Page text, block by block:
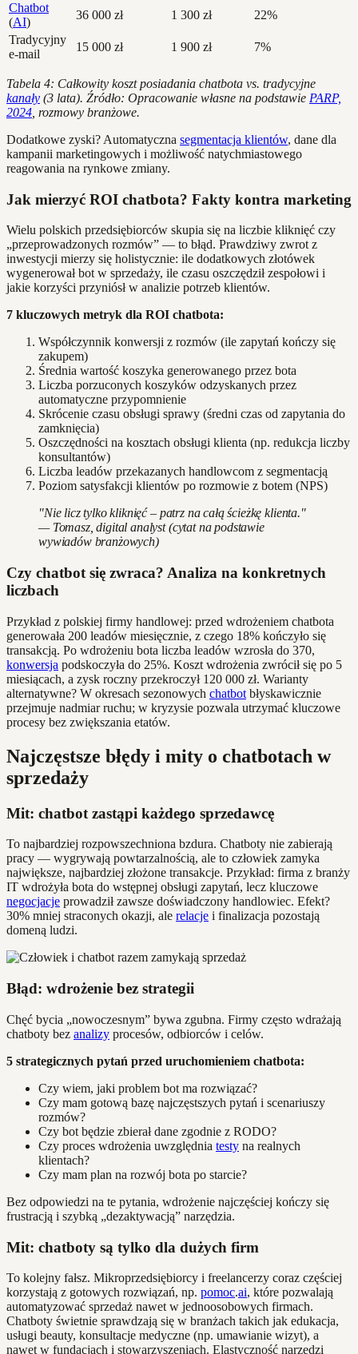
Chatbot
(AI)
36 000 zł 1 300 zł
22%
Tradycyjny
e-mail
15 000 zł 1 900 zł 7%
Tabela 4: Całkowity koszt posiadania chatbota vs. tradycyjne
kanały (3 lata). Źródło: Opracowanie własne na podstawie PARP,
2024 , rozmowy branżowe.
Dodatkowe zyski? Automatyczna segmentacja klientów, dane dla
kampanii marketingowych i możliwość natychmiastowego
reagowania na rynkowe zmiany.
Jak mierzyć ROI chatbota? Fakty kontra marketing
Wielu polskich przedsiębiorców skupia się na liczbie kliknięć czy
„przeprowadzonych rozmów” — to błąd. Prawdziwy zwrot z
inwestycji mierzy się holistycznie: ile dodatkowych złotówek
wygenerował bot w sprzedaży, ile czasu oszczędził zespołowi i
jakie korzyści przyniósł w analizie potrzeb klientów.
7 kluczowych metryk dla ROI chatbota:
Współczynnik konwersji z rozmów (ile zapytań kończy się
zakupem)
Średnia wartość koszyka generowanego przez bota
Liczba porzuconych koszyków odzyskanych przez
automatyczne przypomnienie
Skrócenie czasu obsługi sprawy (średni czas od zapytania do
zamknięcia)
Oszczędności na kosztach obsługi klienta (np. redukcja liczby
konsultantów)
Liczba leadów przekazanych handlowcom z segmentacją
Poziom satysfakcji klientów po rozmowie z botem (NPS)
"Nie licz tylko kliknięć – patrz na całą ścieżkę klienta."
— Tomasz, digital analyst (cytat na podstawie
wywiadów branżowych)
Czy chatbot się zwraca? Analiza na konkretnych
liczbach
Przykład z polskiej firmy handlowej: przed wdrożeniem chatbota
generowała 200 leadów miesięcznie, z czego 18% kończyło się
transakcją. Po wdrożeniu bota liczba leadów wzrosła do 370,
konwersja podskoczyła do 25%. Koszt wdrożenia zwrócił się po 5
miesiącach, a zysk roczny przekroczył 120 000 zł. Warianty
alternatywne? W okresach sezonowych chatbot błyskawicznie
przejmuje nadmiar ruchu; w kryzysie pozwala utrzymać kluczowe
procesy bez zwiększania etatów.
Najczęstsze błędy i mity o chatbotach w
sprzedaży
Mit: chatbot zastąpi każdego sprzedawcę
To najbardziej rozpowszechniona bzdura. Chatboty nie zabierają
pracy — wygrywają powtarzalnością, ale to człowiek zamyka
największe, najbardziej złożone transakcje. Przykład: firma z branży
IT wdrożyła bota do wstępnej obsługi zapytań, lecz kluczowe
negocjacje prowadził zawsze doświadczony handlowiec. Efekt?
30% mniej straconych okazji, ale relacje i finalizacja pozostają
domeną ludzi.
Błąd: wdrożenie bez strategii
Chęć bycia „nowoczesnym” bywa zgubna. Firmy często wdrażają
chatboty bez analizy procesów, odbiorców i celów.
5 strategicznych pytań przed uruchomieniem chatbota:
Czy wiem, jaki problem bot ma rozwiązać?
Czy mam gotową bazę najczęstszych pytań i scenariuszy
rozmów?
Czy bot będzie zbierał dane zgodnie z RODO?
Czy proces wdrożenia uwzględnia testy na realnych
klientach?
Czy mam plan na rozwój bota po starcie?
Bez odpowiedzi na te pytania, wdrożenie najczęściej kończy się
frustracją i szybką „dezaktywacją” narzędzia.
Mit: chatboty są tylko dla dużych firm
To kolejny fałsz. Mikroprzedsiębiorcy i freelancerzy coraz częściej
korzystają z gotowych rozwiązań, np. pomoc.ai, które pozwalają
automatyzować sprzedaż nawet w jednoosobowych firmach.
Chatboty świetnie sprawdzają się w branżach takich jak edukacja,
usługi beauty, konsultacje medyczne (np. umawianie wizyt), a
nawet w fundacjach i stowarzyszeniach. Elastyczność narzędzi